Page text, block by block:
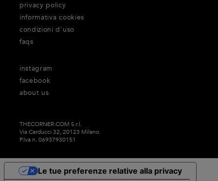
privacy policy
informativa cookies
condizioni d'uso
faqs
about us
instagram
facebook
THECORNER.COM S.r.l.
Via Carducci 32, 20123 Milano
P.Iva n. 06937930151
Le tue preferenze relative alla privacy